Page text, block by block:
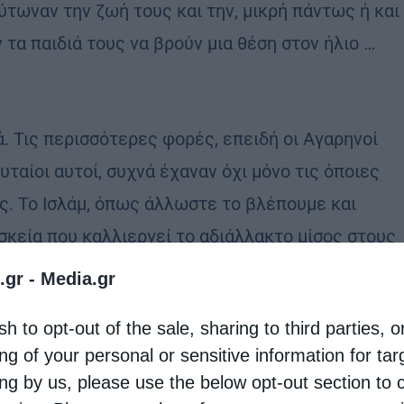
- Media.gr
to opt-out of the sale, sharing to third parties,
of your personal or sensitive information for
by us, please use the below opt-out section to
την ζωή τους και την, μικρή πάντως ή και
παιδιά τους να βρούν μια θέση στον ήλιο …
περισσότερες φορές, επειδή οι Αγαρηνοί
αυτοί, συχνά έχαναν όχι μόνο τις όποιες
Το Ισλάμ, όπως άλλωστε το βλέπουμε και
που καλλιεργεί το αδιάλλακτο μίσος στους
ότι οι εξωμότες, μαζί με την πίστη τους,
Έτσι, διαγραφόταν ένας θανάσιμος
πληθυσμοί να παύσουν να θεωρούν τους